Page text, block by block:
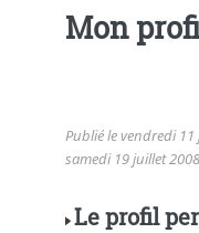
Mon
Publié levendredi 11
samedi 19 juillet
Le profil